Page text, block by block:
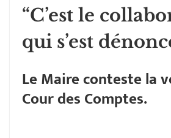
“C’est le
qui s’est
Le Maire conteste la
Cour des Comptes.